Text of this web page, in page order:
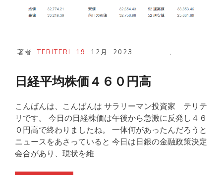
著者:TERITERI 19 12月 2023
日経平均株価４６０円高
こんばんは、こんばんは サラリーマン投資家 テリテ
リです。 今日の日経株価は午後から急激に反発し４６
０円高で終わりましたね。 一体何があったんだろうと
ニュースをあさっていると 今日は日銀の金融政策決定
会合があり、現状を維